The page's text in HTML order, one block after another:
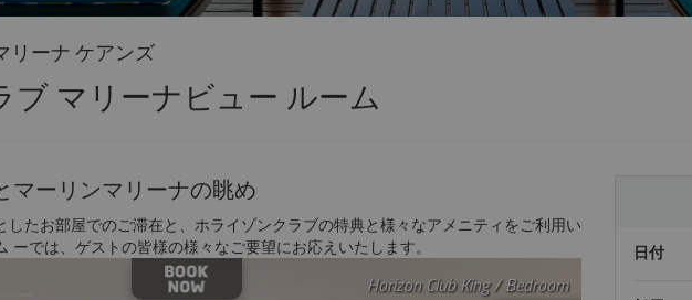
リーナ ケアンズ
ブ マリーナビュー ルーム
マーリンマリーナの眺め
したお部屋でのご滞在と、ホライゾンクラブの特典と様々なアメニティをご利用い
ーでは、ゲストの皆様の様々なご要望にお応えいたします。
日付